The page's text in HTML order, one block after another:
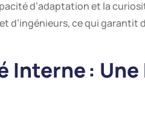
d’adaptation et la
d’ingénieurs, ce qui
Interne :